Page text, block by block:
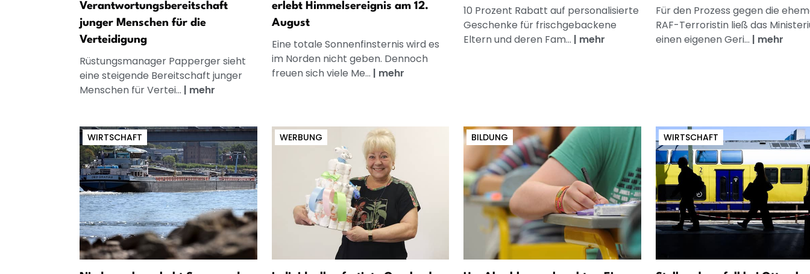
Verantwortungsbereitschaft
junger Menschen für die
Verteidigung
Rüstungsmanager Papperger sieht
eine steigende Bereitschaft junger
Menschen für Vertei... | mehr
erlebt Himmelsereignis am 12.
August
Eine totale Sonnenfinsternis wird es
im Norden nicht geben. Dennoch
freuen sich viele Me... | mehr
10 Prozent Rabatt auf personalisierte
Geschenke für frischgebackene
Eltern und deren Fam... | mehr
Für den Prozess gegen die
RAF-Terroristin ließ das
einen eigenen Geri... | mehr
WIRTSCHAFT WERBUNG BILDUNG WIRTSCHAFT